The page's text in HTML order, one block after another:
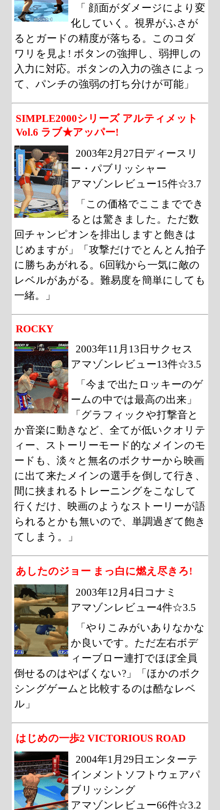
「 顔面がダメージにより変
化していく。視界がふさが
るとガードの精度が落ちる。このコダ
ワリを見よ! ボタンの強押し、弱押しの
入力に対応。ボタンの入力の強さによっ
て、パンチの強弱の打ち分けが可能」
SIMPLE2000シリーズ アルティメット
Vol.6 ラブ★アッパー!
2003年2月27日ディースリ
ー・パブリッシャー
アマゾンレビュー15件☆3.7
「この価格でここまででき
るとは驚きました。ただ数
回チャンピオンを排出しますと飽きは
じめますが」「攻撃だけでとんとん拍子
に勝ちあがれる。6回戦から一気に敵の
レベルがあがる。難易度を簡単にしても
一緒。」
ROCKY
2003年11月13日サクセス
アマゾンレビュー13件☆3.5
「今まで出たロッキーのゲ
ームの中では最高の出来」
「グラフィックや打撃音と
か音楽に動きなど、全てが低いクオリテ
ィー、ストーリーモード的なメインのモ
ードも、淡々と無名のボクサーから映画
に出て来たメインの選手を倒して行き、
間に挟まれるトレーニングをこなして
行くだけ、映画のようなストーリーが語
られるとかも無いので、単調過ぎて飽き
てしまう。」
あしたのジョー まっ白に燃え尽きろ!
2003年12月4日コナミ
アマゾンレビュー4件☆3.5
「やりこみがいありなかな
か良いです。ただ左右ボデ
ィーブロー連打でほぼ全員
倒せるのはやばくない?」「ほかのボク
シングゲームと比較するのは酷なレベ
ル」
はじめの一歩2 VICTORIOUS ROAD
2004年1月29日エンターテ
インメントソフトウェアパ
ブリッシング
アマゾンレビュー66件☆3.2